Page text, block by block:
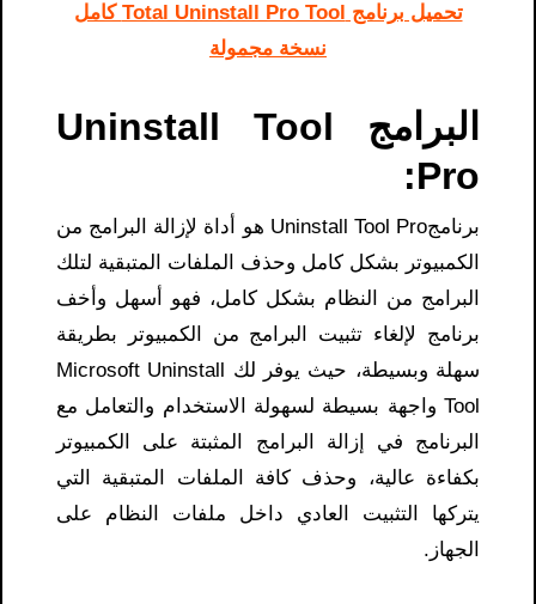
تحميل برنامج Total Uninstall Pro Tool كامل
نسخة مجمولة
البرامج Uninstall Tool
Pro:
برنامجUninstall Tool Pro هو أداة لإزالة البرامج من
الكمبيوتر بشكل كامل وحذف الملفات المتبقية لتلك
البرامج من النظام بشكل كامل، فهو أسهل وأخف
برنامج لإلغاء تثبيت البرامج من الكمبيوتر بطريقة
سهلة وبسيطة، حيث يوفر لك M icrosoft Uninstall
Tool واجهة بسيطة لسهولة الاستخدام والتعامل مع
البرنامج في إزالة البرامج المثبتة على الكمبيوتر
بكفاءة عالية، وحذف كافة الملفات المتبقية التي
يتركها التثبيت العادي داخل ملفات النظام على
الجهاز.